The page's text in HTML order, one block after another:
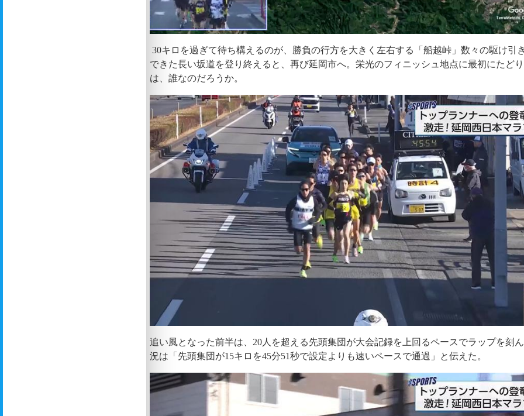
30キロを過ぎて待ち構えるのが、勝負の行方を大きく左右する「船越峠」数々の駆け引
できた長い坂道を登り終えると、再び延岡市へ。栄光のフィニッシュ地点に最初にたど
は、誰なのだろうか。
追い風となった前半は、20人を超える先頭集団が大会記録を上回るペースでラップを刻
況は「先頭集団が15キロを45分51秒で設定よりも速いペースで通過」と伝えた。